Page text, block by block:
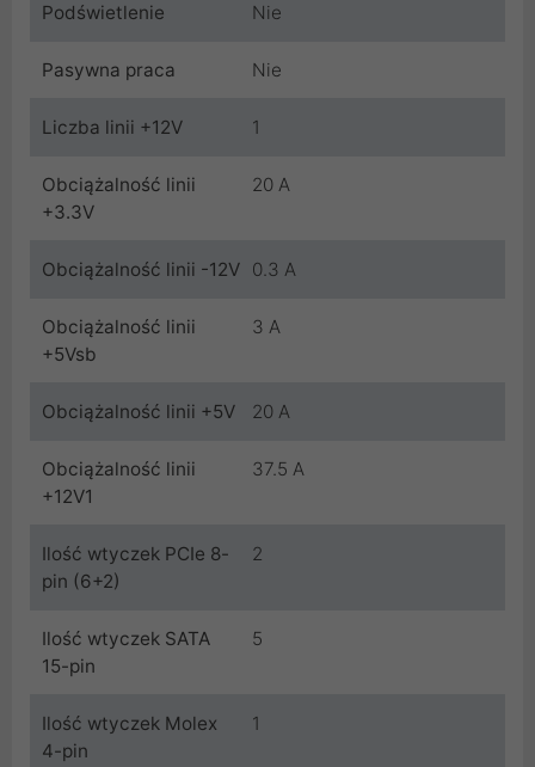
Podświetlenie Nie
Pasywna praca Nie
Liczba linii +12V 1
Obciążalność linii
+3.3V
20 A
Obciążalność linii -12V 0.3 A
Obciążalność linii
+5Vsb
3 A
Obciążalność linii +5V 20 A
Obciążalność linii
+12V1
37.5 A
Ilość wtyczek PCIe 8-
pin (6+2)
2
Ilość wtyczek SATA
15-pin
5
Ilość wtyczek Molex
4-pin
1